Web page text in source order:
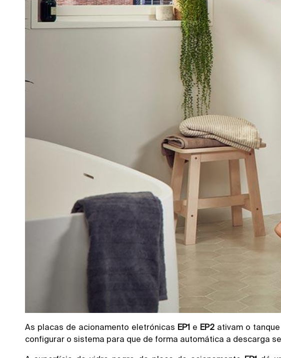
As placas de acionamento eletrónicas EP1 e EP2 ativam o
configurar o sistema para que de forma automática a descarga